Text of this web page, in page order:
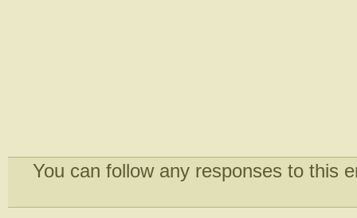
You can follow any responses to this